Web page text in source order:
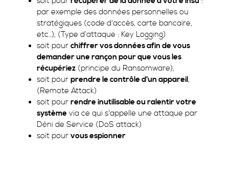
par exemple des données personnelles ou
stratégiques (code d'accès, carte bancaire,
etc..), (Type d’attaque : Key Logging)
soit pour chiffrer vos données afin de vous
demander une rançon pour que vous les
récupériez (principe du Ransomware),
soit pour prendre le contrôle d'un appareil,
(Remote Attack)
soit pour rendre inutilisable ou ralentir votre
système via ce qui s'appelle une attaque par
Déni de Service (DoS attack)
soit pour vous espionner